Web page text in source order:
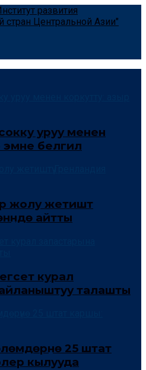
уруу менен
белгилүү
жолу жетиштүү
айтты
курал
талашты
25 штат
кылууда